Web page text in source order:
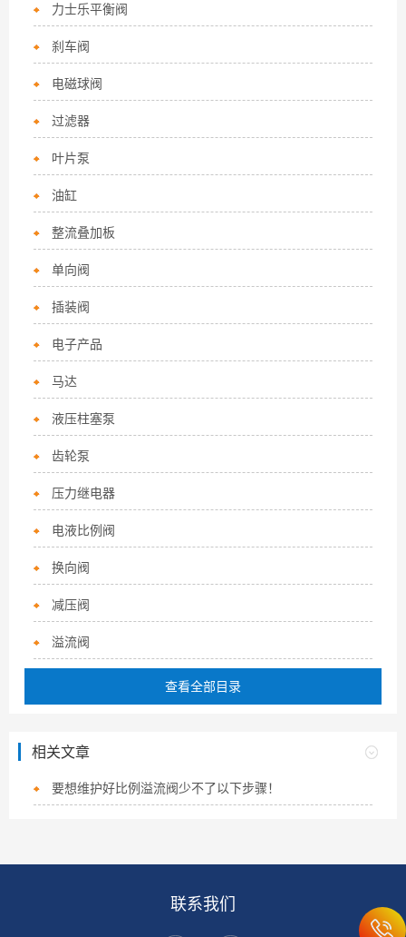
力士乐平衡阀
刹车阀
电磁球阀
过滤器
叶片泵
油缸
整流叠加板
单向阀
插装阀
电子产品
马达
液压柱塞泵
齿轮泵
压力继电器
电液比例阀
换向阀
减压阀
溢流阀
查看全部目录
相关文章
要想维护好比例溢流阀少不了以下步骤！
联系我们